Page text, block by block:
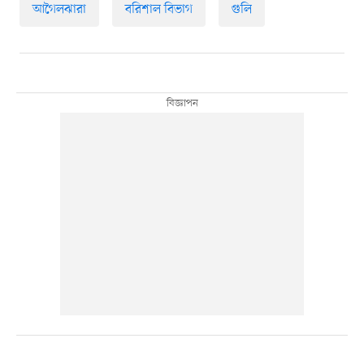
আগৈলঝারা বরিশাল বিভাগ গুলি